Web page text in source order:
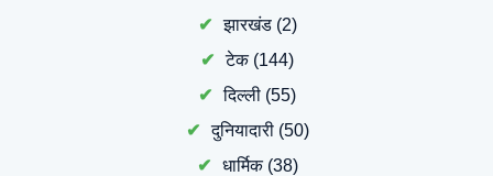
झारखंड(2)
टेक(144)
दिल्ली (55)
दुनियादारी(50)
धार्मिक(38)